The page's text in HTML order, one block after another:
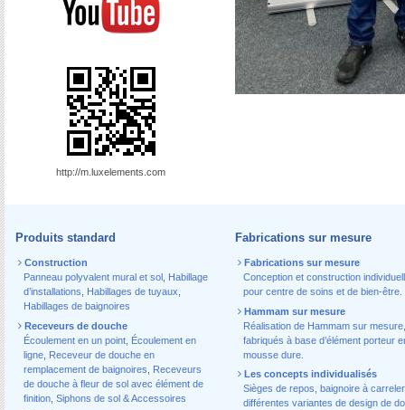
http://m.luxelements.com
Produits standard
Construction
Panneau polyvalent mural et sol Habillage
d’installations
Habillages de tuyaux
Habillages de baignoires
Receveurs de douche
Écoulement en un point Écoulement en
ligne Receveur de douche en
remplacement de baignoires
Receveurs
de douche à fleur de sol avec élément de
finition Siphons de sol & Accessoires
Fabrications sur mesure
Fabrications sur mesure
Conception et construction
pour centre de soins et de bien-être.
Hammam sur mesure
Réalisation de Hammam sur mesure,
fabriqués à base d’élément porteur
mousse dure.
Les concepts individualisés
Sièges de repos, baignoire à
différentes variantes de design de